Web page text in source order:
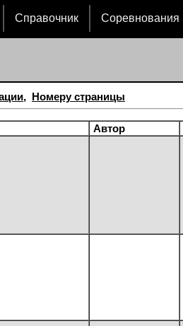
Справочник Соревнования
, Номеру страницы
Автор